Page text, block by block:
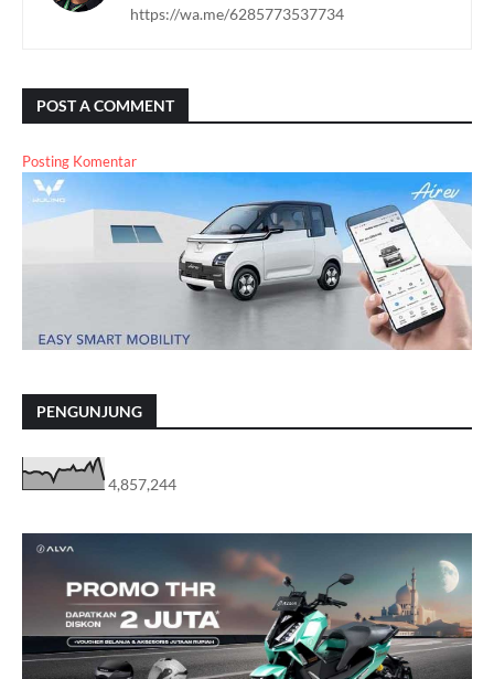
https://wa.me/6285773537734
POST A COMMENT
Posting Komentar
PENGUNJUNG
4,857,244